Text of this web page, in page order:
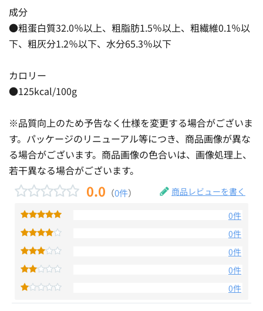
成分
●粗蛋白質32.0％以上、粗脂肪1.5％以上、粗繊維0.1％以
下、粗灰分1.2％以下、水分65.3％以下
カロリー
●125kcal/100g
※品質向上のため予告なく仕様を変更する場合がございま
す。パッケージのリニューアル等につき、商品画像が異な
る場合がございます。商品画像の色合いは、画像処理上、
若干異なる場合がございます。
0.0 （0件） 商品レビューを書く
0件
0件
0件
0件
0件